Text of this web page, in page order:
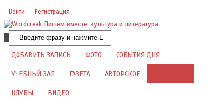
Войти Регистрация
ДОБАВИТЬ ЗАПИСЬ
Добавить видео
Добавить фото ФОТО СОБЫТИЯ ДНЯ
УЧЕБНЫЙ ЗАЛ ГАЗЕТА АВТОРСКОЕ
Авторский юмор
Авторское для детей
КЛУБЫ ВИДЕО
Прямая речь
Культурный мир
Хроники истории
Общество и люди